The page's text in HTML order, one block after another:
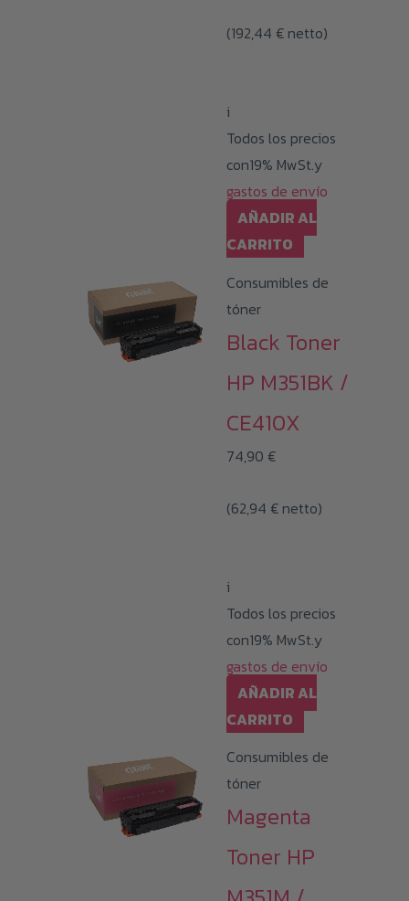
(192,44 € netto)
i
Todos los precios
con19% MwSt.y
gastos de envío
AÑADIR AL
CARRITO
Consumibles de
tóner
Black Toner
HP M351BK /
CE410X
74,90 €
(62,94 € netto)
i
Todos los precios
con19% MwSt.y
gastos de envío
AÑADIR AL
CARRITO
Consumibles de
tóner
Magenta
Toner HP